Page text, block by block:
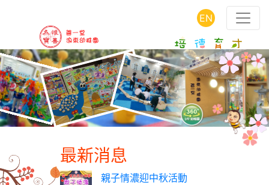
EN
最新消息
親子情濃迎中秋活動